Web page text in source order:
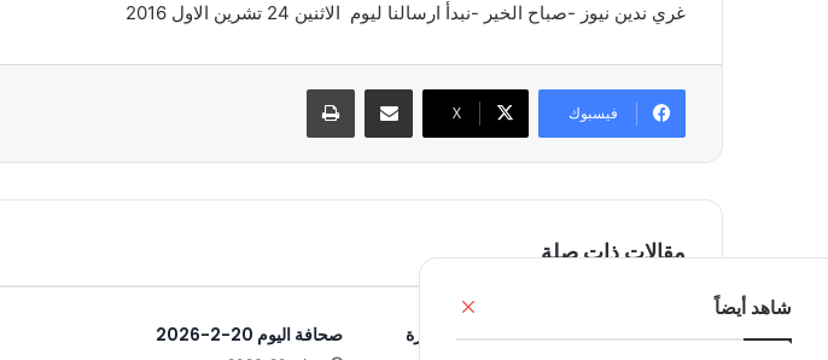
غري ندين نيوز -صباح الخير -نبدأ ارسالنا ليوم الاثنين 24 تشرين الاول 2016
فيسبوك ‫X
مشاركة عبر البريد طباعة
مقالات ذات صلة
الاسمر: خطوات حاكم مصرف لبنان جبارة صحافة اليوم 20-2-2026
شاهد أيضاً